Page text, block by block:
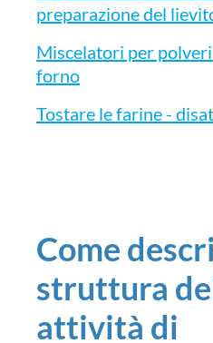
preparazione del
Miscelatori per
forno
Tostare le farine -
Come
struttura
attività di